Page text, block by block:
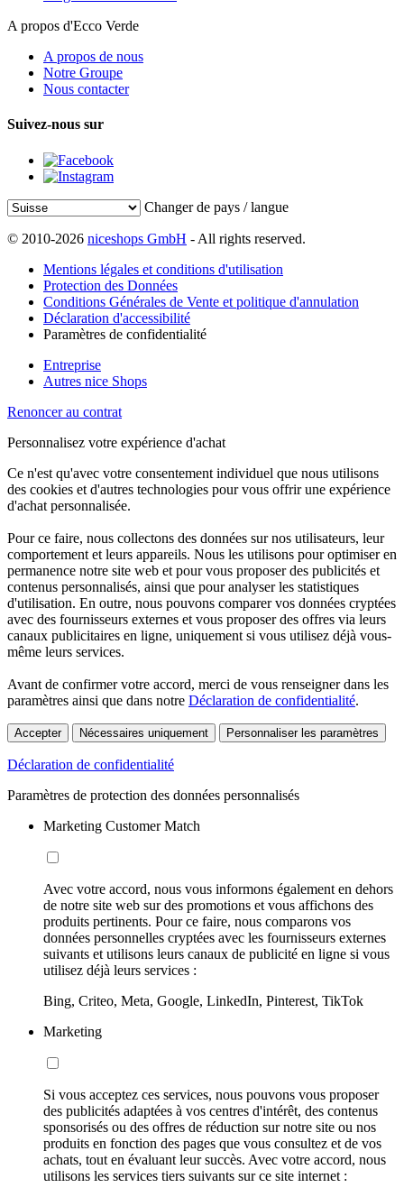
A propos d'Ecco Verde
A propos de nous
Notre Groupe
Nous contacter
Suivez-nous sur
Changer de pays / langue
© 2010-2026 niceshops GmbH - All rights reserved.
Mentions légales et conditions d'utilisation
Protection des Données
Conditions Générales de Vente et politique d'annulation
Déclaration d'accessibilité
Paramètres de confidentialité
Entreprise
Autres nice Shops
Renoncer au contrat
Personnalisez votre expérience d'achat
Ce n'est qu'avec votre consentement individuel que nous utilisons
des cookies et d'autres technologies pour vous offrir une expérience
d'achat personnalisée.
Pour ce faire, nous collectons des données sur nos utilisateurs, leur
comportement et leurs appareils. Nous les utilisons pour optimiser en
permanence notre site web et pour vous proposer des publicités et
contenus personnalisés, ainsi que pour analyser les statistiques
d'utilisation. En outre, nous pouvons comparer vos données cryptées
avec des fournisseurs externes et vous proposer des offres via leurs
canaux publicitaires en ligne, uniquement si vous utilisez déjà vous-
même leurs services.
Avant de confirmer votre accord, merci de vous renseigner dans les
paramètres ainsi que dans notre Déclaration de confidentialité.
Accepter Nécessaires uniquement Personnaliser les paramètres
Déclaration de confidentialité
Paramètres de protection des données personnalisés
Marketing Customer Match
Avec votre accord, nous vous informons également en dehors
de notre site web sur des promotions et vous affichons des
produits pertinents. Pour ce faire, nous comparons vos
données personnelles cryptées avec les fournisseurs externes
suivants et utilisons leurs canaux de publicité en ligne si vous
utilisez déjà leurs services :
Bing, Criteo, Meta, Google, LinkedIn, Pinterest, TikTok
Marketing
Si vous acceptez ces services, nous pouvons vous proposer
des publicités adaptées à vos centres d'intérêt, des contenus
sponsorisés ou des offres de réduction sur notre site ou nos
produits en fonction des pages que vous consultez et de vos
achats, tout en évaluant leur succès. Avec votre accord, nous
utilisons les services tiers suivants sur ce site internet :